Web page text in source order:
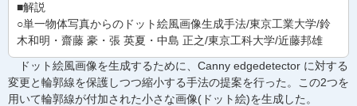
■解説
○単一物体写真からのドット絵風画像生成手法/東京工業大学/鈴
木和明・齋藤 豪・張 英夏・中島 正之/東京工科大学/近藤邦雄
ドット絵風画像を生成するために、Canny edgedetector に対する
変更と輪郭線を保護しつつ縮小する手法の提案を行った。この2つを
用いて輪郭線が付加された小さな画像(ドット絵)を生成した。